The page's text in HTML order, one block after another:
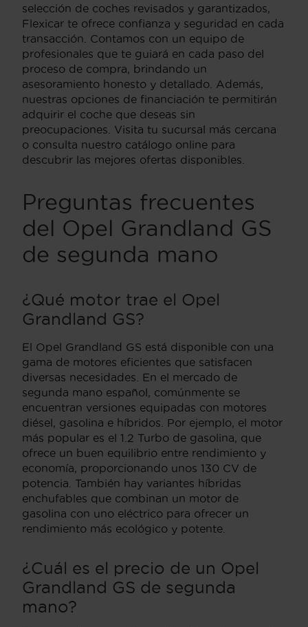
selección de coches revisados y garantizados,
Flexicar te ofrece confianza y seguridad en cada
transacción. Contamos con un equipo de
profesionales que te guiará en cada paso del
proceso de compra, brindando un
asesoramiento honesto y detallado. Además,
nuestras opciones de financiación te permitirán
adquirir el coche que deseas sin
preocupaciones. Visita tu sucursal más cercana
o consulta nuestro catálogo online para
descubrir las mejores ofertas disponibles.
Preguntas frecuentes
del Opel Grandland GS
de segunda mano
¿Qué motor trae el Opel
Grandland GS?
El Opel Grandland GS está disponible con una
gama de motores eficientes que satisfacen
diversas necesidades. En el mercado de
segunda mano español, comúnmente se
encuentran versiones equipadas con motores
diésel, gasolina e híbridos. Por ejemplo, el motor
más popular es el 1.2 Turbo de gasolina, que
ofrece un buen equilibrio entre rendimiento y
economía, proporcionando unos 130 CV de
potencia. También hay variantes híbridas
enchufables que combinan un motor de
gasolina con uno eléctrico para ofrecer un
rendimiento más ecológico y potente.
¿Cuál es el precio de un Opel
Grandland GS de segunda
mano?